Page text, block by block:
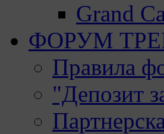
Grand
ФОРУМ
Правила
"Депозит